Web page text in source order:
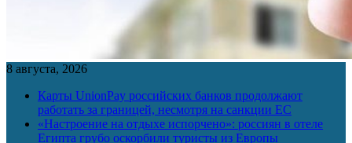
8 августа, 2026
Карты UnionPay российских банков продолжают
работать за границей, несмотря на санкции ЕС
«Настроение на отдыхе испорчено»: россиян в отеле
Египта грубо оскорбили туристы из Европы